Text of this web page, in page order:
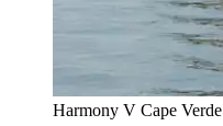
Harmony V Cape Verde